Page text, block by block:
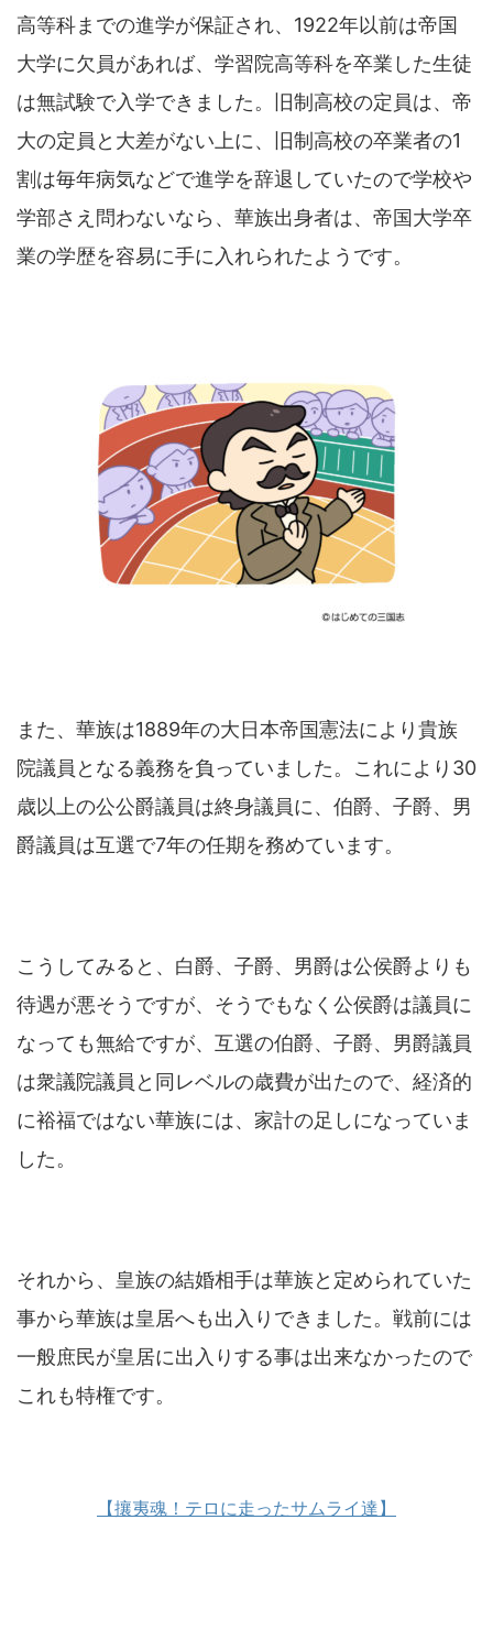
高等科までの進学が保証され、1922年以前は帝国
大学に欠員があれば、学習院高等科を卒業した生徒
は無試験で入学できました。旧制高校の定員は、帝
大の定員と大差がない上に、旧制高校の卒業者の1
割は毎年病気などで進学を辞退していたので学校や
学部さえ問わないなら、華族出身者は、帝国大学卒
業の学歴を容易に手に入れられたようです。
また、華族は1889年の大日本帝国憲法により貴族
院議員となる義務を負っていました。これにより30
歳以上の公公爵議員は終身議員に、伯爵、子爵、男
爵議員は互選で7年の任期を務めています。
こうしてみると、白爵、子爵、男爵は公侯爵よりも
待遇が悪そうですが、そうでもなく公侯爵は議員に
なっても無給ですが、互選の伯爵、子爵、男爵議員
は衆議院議員と同レベルの歳費が出たので、経済的
に裕福ではない華族には、家計の足しになっていま
した。
それから、皇族の結婚相手は華族と定められていた
事から華族は皇居へも出入りできました。戦前には
一般庶民が皇居に出入りする事は出来なかったので
これも特権です。
【攘夷魂！テロに走ったサムライ達】